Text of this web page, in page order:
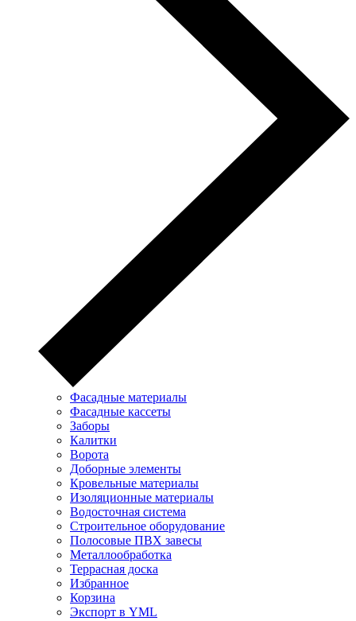
Фасадные материалы
Фасадные кассеты
Заборы
Калитки
Ворота
Доборные элементы
Кровельные материалы
Изоляционные материалы
Водосточная система
Строительное оборудование
Полосовые ПВХ завесы
Металлообработка
Террасная доска
Избранное
Корзина
Экспорт в YML